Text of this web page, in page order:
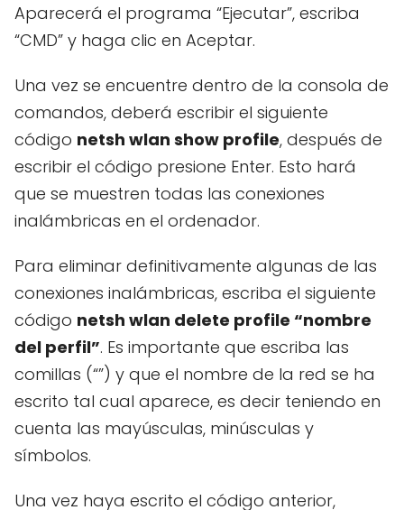
Aparecerá el programa “Ejecutar”, escriba
“CMD” y haga clic en Aceptar.
Una vez se encuentre dentro de la consola de
comandos, deberá escribir el siguiente
código netsh wlan show profile, después de
escribir el código presione Enter. Esto hará
que se muestren todas las conexiones
inalámbricas en el ordenador.
Para eliminar definitivamente algunas de las
conexiones inalámbricas, escriba el siguiente
código netsh wlan delete profile “nombre
del perfil”. Es importante que escriba las
comillas (“”) y que el nombre de la red se ha
escrito tal cual aparece, es decir teniendo en
cuenta las mayúsculas, minúsculas y
símbolos.
Una vez haya escrito el código anterior,